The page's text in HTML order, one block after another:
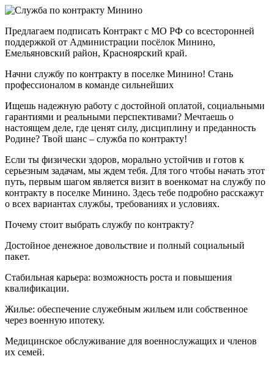
Предлагаем подписать Контракт с МО РФ со всесторонней
поддержкой от Администрации посёлок Минино,
Емельяновский район, Красноярский край.
Начни службу по контракту в поселке Минино! Стань
профессионалом в команде сильнейших
Ищешь надежную работу с достойной оплатой, социальными
гарантиями и реальными перспективами? Мечтаешь о
настоящем деле, где ценят силу, дисциплину и преданность
Родине? Твой шанс – служба по контракту!
Если ты физически здоров, морально устойчив и готов к
серьезным задачам, мы ждем тебя. Для того чтобы начать этот
путь, первым шагом является визит в военкомат на службу по
контракту в поселке Минино. Здесь тебе подробно расскажут
о всех вариантах службы, требованиях и условиях.
Почему стоит выбрать службу по контракту?
Достойное денежное довольствие и полный социальный
пакет.
Стабильная карьера: возможность роста и повышения
квалификации.
Жилье: обеспечение служебным жильем или собственное
через военную ипотеку.
Медицинское обслуживание для военнослужащих и членов
их семей.